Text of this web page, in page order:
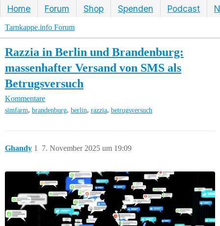
Home Forum Shop Spenden Podcast
Tarnkappe.info Forum
Razzia in Berlin und Brandenburg:
massenhafter Versand von SMS als
Betrugsversuch
Kommentare
simfarm brandenburg berlin razzia betrugsversuch
Ghandy 7. November 2025 um 19:09
1